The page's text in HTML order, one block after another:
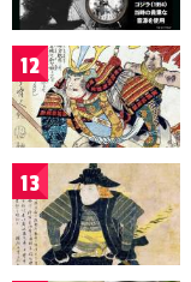
12
13